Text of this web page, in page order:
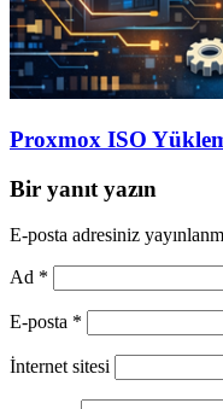
Proxmox ISO
Bir yanıt yazın
E-posta adresiniz
Ad *
E-posta *
İnternet sitesi